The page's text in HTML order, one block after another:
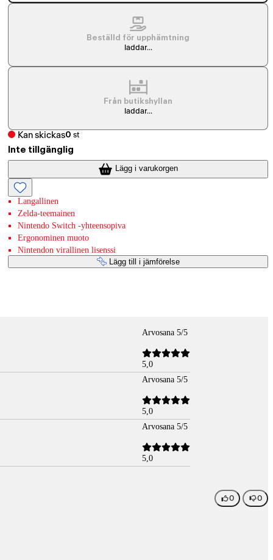
Beställd för upphämtning
laddar...
Från butikshyllan
laddar...
Kan skickas0 st
Inte tillgänglig
Lägg i varukorgen
Langallinen
Zelda-teemainen
Nintendo Switch -yhteensopiva
Ergonominen muoto
Nintendon virallinen lisenssi
Lägg till i jämförelse
Arvosana 5/5
5,0
Arvosana 5/5
5,0
Arvosana 5/5
5,0
0 0